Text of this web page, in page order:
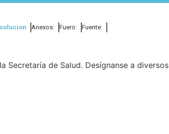
Anexos: Fuero: Fuente:
Secretaría de Salud. Desígnanse a diversos